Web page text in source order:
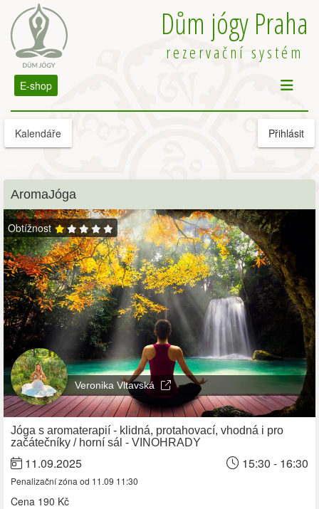
Dům jógy Praha
rezervační systém
E-shop
Kalendáře Přihlásit
AromaJóga
Obtížnost
Veronika Vltavská
Jóga s aromaterapií - klidná, protahovací, vhodná i pro
začátečníky / horní sál - VINOHRADY
11.09.2025 15:30 - 16:30
Penalizační zóna od 11.09 11:30
Cena 190 Kč